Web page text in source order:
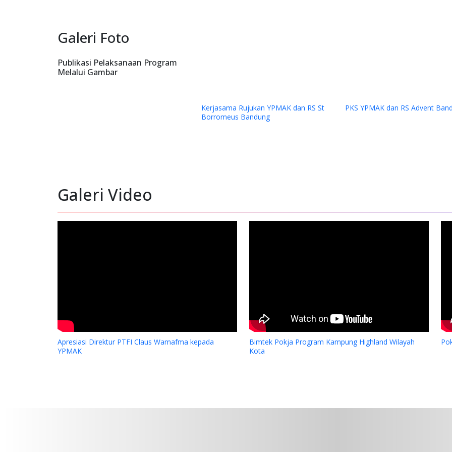
Galeri Foto
Publikasi Pelaksanaan Program
Melalui Gambar
Bantuan Dana kepada Sinode Gereja
Kemah Injil Indonesia (GKII) Wilayah 2,
Papua Tengah dan GKII Amungsa
Galeri Video
Apresiasi Direktur PTFI Claus Wamafma kepada
YPMAK
Bimtek Pokja Program Kampung Highland Wilayah
Kota